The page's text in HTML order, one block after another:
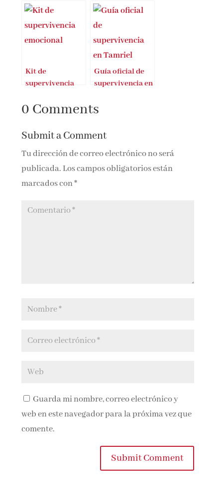
para profes
reconocimiento
manual para la
supervivencia
Kit de
supervivencia
Guía oficial de
supervivencia en
0 Comments
Submit a Comment
Tu dirección de correo electrónico no será
publicada. Los campos obligatorios están
marcados con*
Guarda mi nombre, correo electrónico y
web en este navegador para la próxima vez que
comente.
Submit Comment